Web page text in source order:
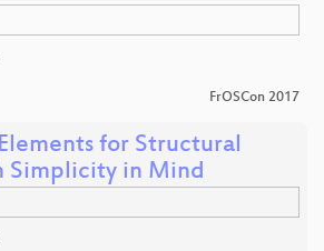
FrOSCon 2017
for Structural
Simplicity in Mind